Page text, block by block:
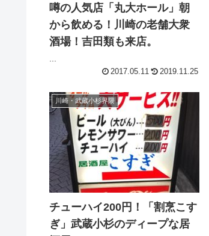
噂の人気店「丸大ホール」朝
から飲める！川崎の老舗大衆
酒場！吉田類も来店。
2017.05.11 2019.11.25
川崎・武蔵小杉界隈
チューハイ200円！「割烹こす
ぎ」武蔵小杉のディープな居